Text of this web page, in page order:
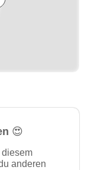
😍
diesem
anderen